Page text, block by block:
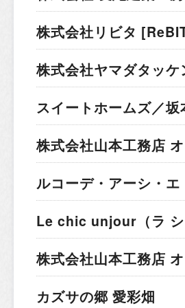
株式会社リビタ
株式会社ヤマダタッ
スイートホームズ／
株式会社山本工務店
ルコーデ・アーシ・
Le chic unjour（ラ
株式会社山本工務店
カズサの郷 愛彩畑